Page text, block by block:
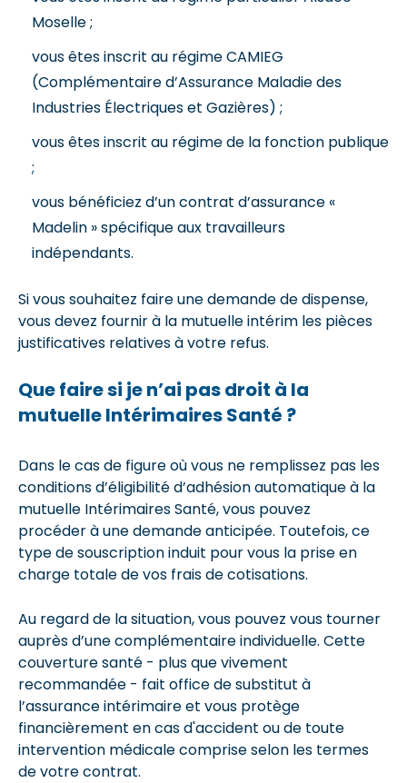
Moselle ;
vous êtes inscrit au régime CAMIEG
(Complémentaire d’Assurance Maladie des
Industries Électriques et Gazières) ;
vous êtes inscrit au régime de la fonction publique
;
vous bénéficiez d’un contrat d’assurance «
Madelin » spécifique aux travailleurs
indépendants.
Si vous souhaitez faire une demande de dispense,
vous devez fournir à la mutuelle intérim les pièces
justificatives relatives à votre refus.
Que faire si je n’ai pas droit à la
mutuelle Intérimaires Santé ?
Dans le cas de figure où vous ne remplissez pas les
conditions d’éligibilité d’adhésion automatique à la
mutuelle Intérimaires Santé, vous pouvez
procéder à une demande anticipée. Toutefois, ce
type de souscription induit pour vous la prise en
charge totale de vos frais de cotisations.
Au regard de la situation, vous pouvez vous tourner
auprès d’une complémentaire individuelle. Cette
couverture santé - plus que vivement
recommandée - fait office de substitut à
l’assurance intérimaire et vous protège
financièrement en cas d'accident ou de toute
intervention médicale comprise selon les termes
de votre contrat.